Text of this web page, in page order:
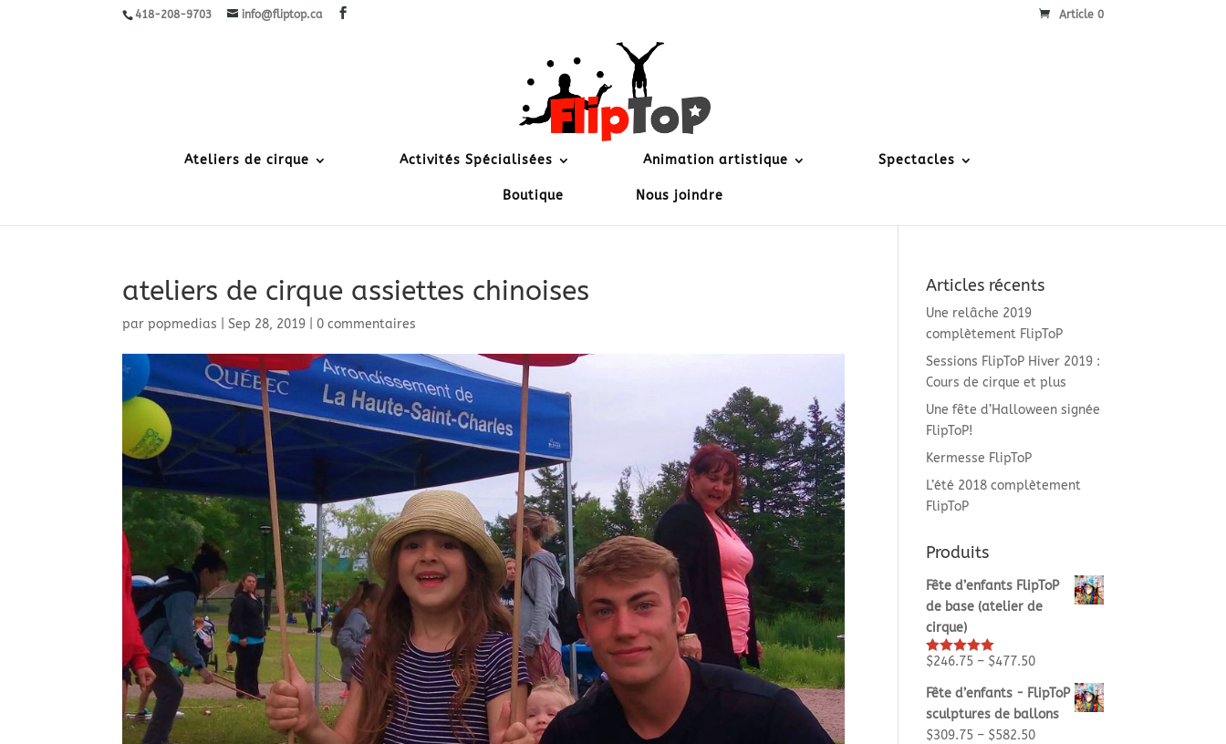
418-208-9703 info@fliptop.ca Article 0
Ateliers de cirque Activités Spécialisées Animation artistique Spectacles
Boutique Nous joindre
ateliers de cirque assiettes chinoises
parpopmedias |Sep 28, 2019 0 commentaires
Articles récents
Une relâche 2019
complètement FlipToP
Sessions FlipToP Hiver 2019 :
Cours de cirque et plus
Une fête d’Halloween signée
FlipToP!
Kermesse FlipToP
L’été 2018 complètement
FlipToP
Produits
Fête d’enfants FlipToP
de base (atelier de
cirque)
Rated 5.00
$246.75 – $477.50
Fête d’enfants - FlipToP
sculptures de ballons
$309.75 – $582.50